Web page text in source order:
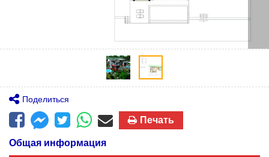
Поделиться
Печать
Общая информация